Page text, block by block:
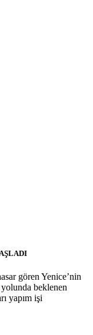
gören Yenice’nin
beklenen
yapım işi